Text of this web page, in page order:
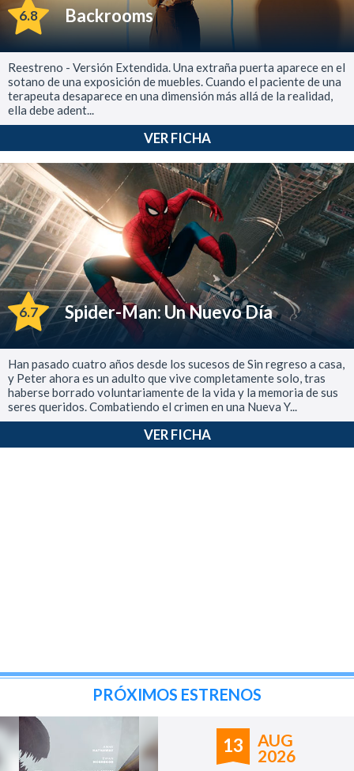
6.8 Backrooms
Reestreno - Versión Extendida. Una extraña puerta aparece en el
sotano de una exposición de muebles. Cuando el paciente de una
terapeuta desaparece en una dimensión más allá de la realidad,
ella debe adent...
VER FICHA
6.7 Spider-Man: Un Nuevo Día
Han pasado cuatro años desde los sucesos de Sin regreso a casa,
y Peter ahora es un adulto que vive completamente solo, tras
haberse borrado voluntariamente de la vida y la memoria de sus
seres queridos. Combatiendo el crimen en una Nueva Y...
VER FICHA
PRÓXIMOS ESTRENOS
13
AUG
2026